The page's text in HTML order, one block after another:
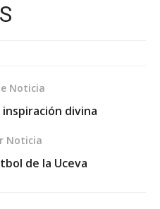
Noticia
divina
Noticia
de la Uceva